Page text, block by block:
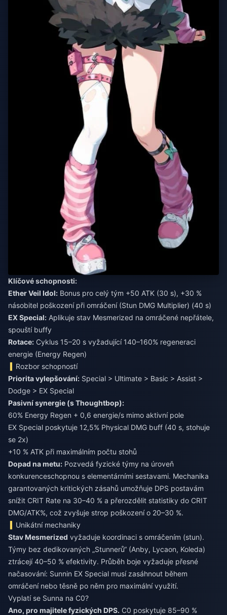
Klíčové schopnosti:
Ether Veil Idol: Bonus pro celý tým +50 ATK (30 s), +30 %
násobitel poškození při omráčení (Stun DMG Multiplier) (40 s)
EX Special: Aplikuje stav Mesmerized na omráčené nepřátele,
spouští buffy
Rotace: Cyklus 15–20 s vyžadující 140–160% regeneraci
energie (Energy Regen)
Rozbor schopností
Priorita vylepšování: Special > Ultimate > Basic > Assist >
Dodge > EX Special
Pasivní synergie (s Thoughtbop):
60% Energy Regen + 0,6 energie/s mimo aktivní pole
EX Special poskytuje 12,5% Physical DMG buff (40 s, stohuje
se 2x)
+10 % ATK při maximálním počtu stohů
Dopad na metu: Pozvedá fyzické týmy na úroveň
konkurenceschopnou s elementárními sestavami. Mechanika
garantovaných kritických zásahů umožňuje DPS postavám
snížit CRIT Rate na 30–40 % a přerozdělit statistiky do CRIT
DMG/ATK%, což zvyšuje strop poškození o 20–30 %.
Unikátní mechaniky
Stav Mesmerized vyžaduje koordinaci s omráčením (stun).
Týmy bez dedikovaných „Stunnerů“ (Anby, Lycaon, Koleda)
ztrácejí 40–50 % efektivity. Průběh boje vyžaduje přesné
načasování: Sunnin EX Special musí zasáhnout během
omráčení nebo těsně po něm pro maximální využití.
Vyplatí se Sunna na C0?
Ano, pro majitele fyzických DPS. C0 poskytuje 85–90 %